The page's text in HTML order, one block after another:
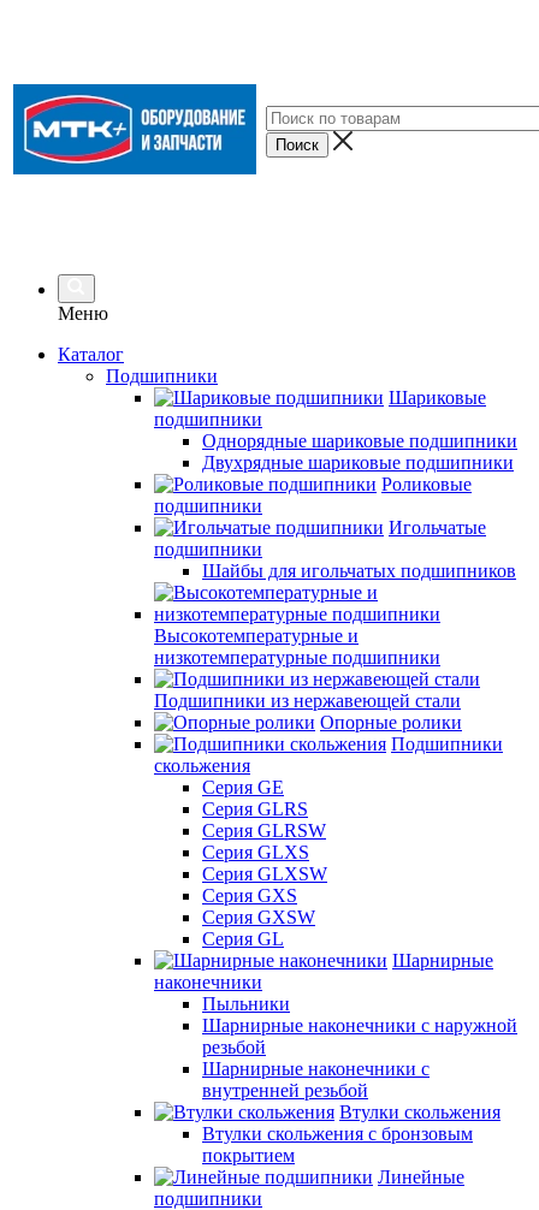
Меню
Каталог
Подшипники
Шариковые
подшипники
Однорядные шариковые подшипники
Двухрядные шариковые подшипники
Роликовые
подшипники
Игольчатые
подшипники
Шайбы для игольчатых подшипников
Высокотемпературные и
низкотемпературные подшипники
Подшипники из нержавеющей стали
Опорные ролики
Подшипники
скольжения
Серия GE
Серия GLRS
Серия GLRSW
Серия GLXS
Серия GLXSW
Серия GXS
Серия GXSW
Серия GL
Шарнирные
наконечники
Пыльники
Шарнирные наконечники с наружной
резьбой
Шарнирные наконечники с
внутренней резьбой
Втулки скольжения
Втулки скольжения с бронзовым
покрытием
Линейные
подшипники